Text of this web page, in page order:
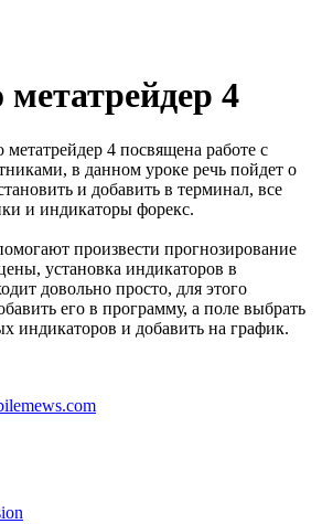
метатрейдер 4
метатрейдер 4 посвящена работе с
в данном уроке речь пойдет о
и добавить в терминал, все
и индикаторы форекс.
произвести прогнозирование
установка индикаторов в
довольно просто, для этого
его в программу, а поле выбрать
индикаторов и добавить на график.